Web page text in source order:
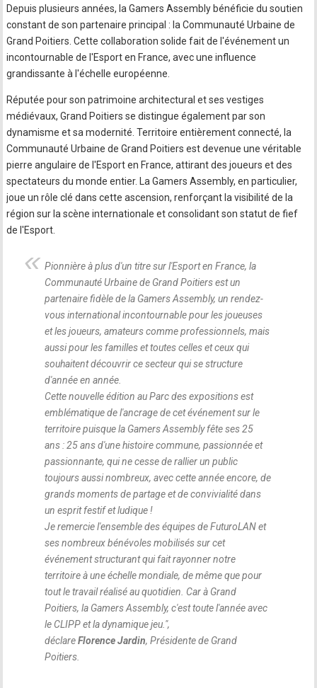
Depuis plusieurs années, la Gamers Assembly bénéficie du soutien
constant de son partenaire principal : la Communauté Urbaine de
Grand Poitiers. Cette collaboration solide fait de l'événement un
incontournable de l'Esport en France, avec une influence
grandissante à l'échelle européenne.
Réputée pour son patrimoine architectural et ses vestiges
médiévaux, Grand Poitiers se distingue également par son
dynamisme et sa modernité. Territoire entièrement connecté, la
Communauté Urbaine de Grand Poitiers est devenue une véritable
pierre angulaire de l'Esport en France, attirant des joueurs et des
spectateurs du monde entier. La Gamers Assembly, en particulier,
joue un rôle clé dans cette ascension, renforçant la visibilité de la
région sur la scène internationale et consolidant son statut de fief
de l'Esport.
Pionnière à plus d'un titre sur l'Esport en France, la
Communauté Urbaine de Grand Poitiers est un
partenaire fidèle de la Gamers Assembly, un rendez-
vous international incontournable pour les joueuses
et les joueurs, amateurs comme professionnels, mais
aussi pour les familles et toutes celles et ceux qui
souhaitent découvrir ce secteur qui se structure
d'année en année.
Cette nouvelle édition au Parc des expositions est
emblématique de l'ancrage de cet événement sur le
territoire puisque la Gamers Assembly fête ses 25
ans : 25 ans d'une histoire commune, passionnée et
passionnante, qui ne cesse de rallier un public
toujours aussi nombreux, avec cette année encore, de
grands moments de partage et de convivialité dans
un esprit festif et ludique !
Je remercie l'ensemble des équipes de FuturoLAN et
ses nombreux bénévoles mobilisés sur cet
événement structurant qui fait rayonner notre
territoire à une échelle mondiale, de même que pour
tout le travail réalisé au quotidien. Car à Grand
Poitiers, la Gamers Assembly, c'est toute l'année avec
le CLIPP et la dynamique jeu. ",
déclareFlorence Jardin, Présidente de Grand
Poitiers.